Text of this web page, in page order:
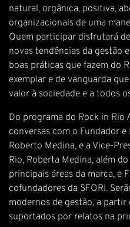
natural, orgânica, positiva,
organizacionais de uma
Quem participar disfrutará
novas tendências da gestão
boas práticas que fazem do
exemplar e de vanguarda
valor à sociedade e a todos
Do programa do Rock in Rio
conversas com o Fundador
Roberto Medina, e a Vice-
Rio, Roberta Medina, além
principais áreas da marca, e
cofundadores da SFORI.
modernos de gestão, a
suportados por relatos na